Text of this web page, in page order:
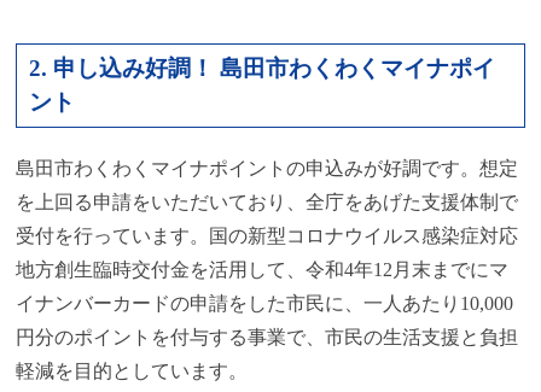
2. 申し込み好調！ 島田市わくわくマイナポイ
ント
島田市わくわくマイナポイントの申込みが好調です。想定
を上回る申請をいただいており、全庁をあげた支援体制で
受付を行っています。国の新型コロナウイルス感染症対応
地方創生臨時交付金を活用して、令和4年12月末までにマ
イナンバーカードの申請をした市民に、一人あたり10,000
円分のポイントを付与する事業で、市民の生活支援と負担
軽減を目的としています。